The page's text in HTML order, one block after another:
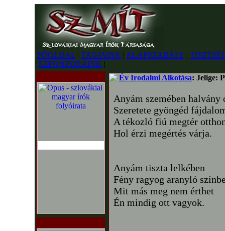
FŐOLDAL | TAGJAINK | ALAPSZABÁLY |
| SZPONZORAINK |
Év Irodalmi Alkotása: Jelige:
Anyám szemében halvány
Szeretete gyöngéd
A tékozló fiú megtér
Hol érzi megértés várja.
Anyám tiszta lelkében
Fény ragyog aranyló
Mit más meg nem érthet
Én mindig ott vagyok.